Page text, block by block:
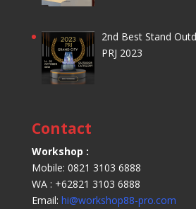
2nd Best Stand
PRJ 2023
Contact
Workshop :
Mobile: 0821 3103 6888
WA : +62821 3103 6888
Email: hi@workshop88-pro.com